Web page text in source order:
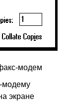
модем
модему
экране